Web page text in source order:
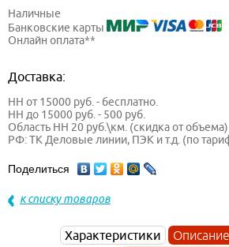
Наличные
Банковские карты
Онлайн оплата**
Доставка:
НН от 15000 руб. - бесплатно.
НН до 15000 руб. - 500 руб.
Область НН 20 руб.\км. (скидка от объема)
РФ: ТК Деловые линии, ПЭК и т.д. (по
Поделиться
к списку товаров
Характеристики Описание